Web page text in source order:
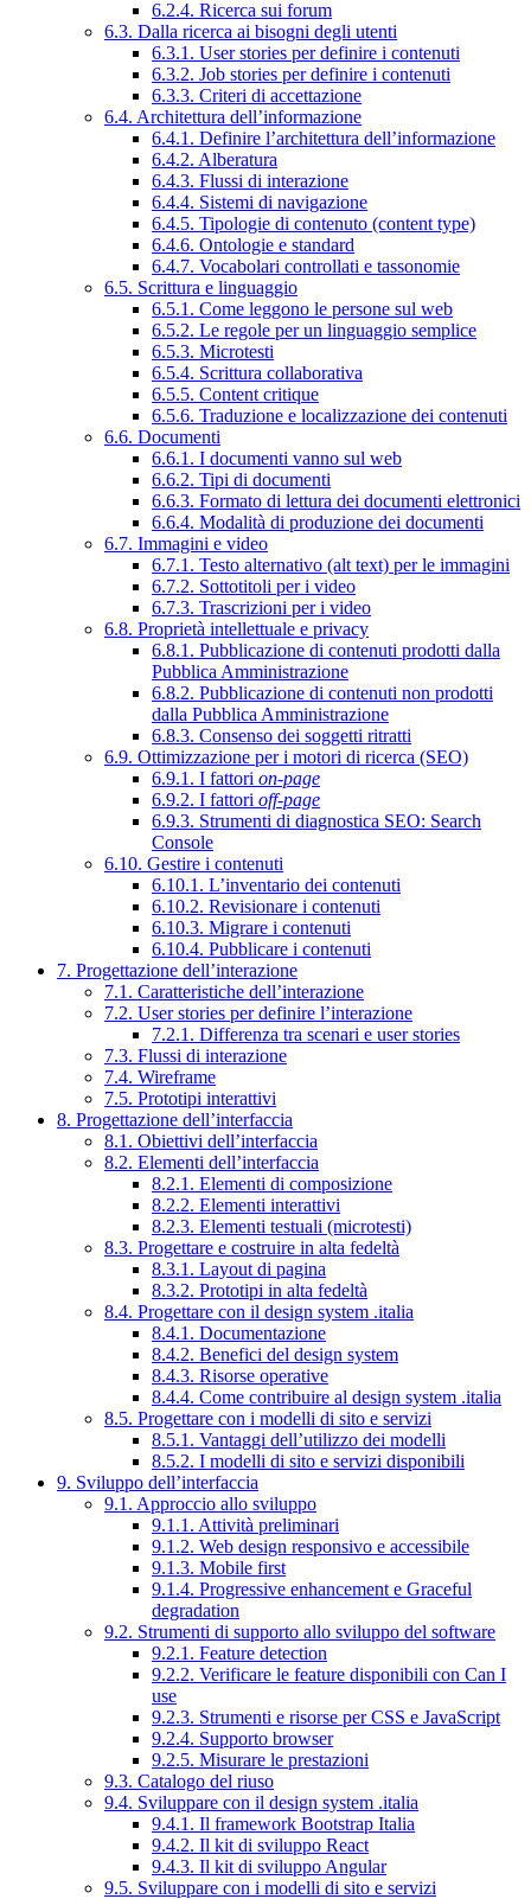
6.2.4. Ricerca sui forum
6.3. Dalla ricerca ai bisogni degli utenti
6.3.1. User stories per definire i contenuti
6.3.2. Job stories per definire i contenuti
6.3.3. Criteri di accettazione
6.4. Architettura dell’informazione
6.4.1. Definire l’architettura dell’informazione
6.4.2. Alberatura
6.4.3. Flussi di interazione
6.4.4. Sistemi di navigazione
6.4.5. Tipologie di contenuto (content type)
6.4.6. Ontologie e standard
6.4.7. Vocabolari controllati e tassonomie
6.5. Scrittura e linguaggio
6.5.1. Come leggono le persone sul web
6.5.2. Le regole per un linguaggio semplice
6.5.3. Microtesti
6.5.4. Scrittura collaborativa
6.5.5. Content critique
6.5.6. Traduzione e localizzazione dei contenuti
6.6. Documenti
6.6.1. I documenti vanno sul web
6.6.2. Tipi di documenti
6.6.3. Formato di lettura dei documenti elettronici
6.6.4. Modalità di produzione dei documenti
6.7. Immagini e video
6.7.1. Testo alternativo (alt text) per le immagini
6.7.2. Sottotitoli per i video
6.7.3. Trascrizioni per i video
6.8. Proprietà intellettuale e privacy
6.8.1. Pubblicazione di contenuti prodotti dalla
Pubblica Amministrazione
6.8.2. Pubblicazione di contenuti non prodotti
dalla Pubblica Amministrazione
6.8.3. Consenso dei soggetti ritratti
6.9. Ottimizzazione per i motori di ricerca (SEO)
6.9.1. I fattori on-page
6.9.2. I fattori off-page
6.9.3. Strumenti di diagnostica SEO: Search
Console
6.10. Gestire i contenuti
6.10.1. L’inventario dei contenuti
6.10.2. Revisionare i contenuti
6.10.3. Migrare i contenuti
6.10.4. Pubblicare i contenuti
7. Progettazione dell’interazione
7.1. Caratteristiche dell’interazione
7.2. User stories per definire l’interazione
7.2.1. Differenza tra scenari e user stories
7.3. Flussi di interazione
7.4. Wireframe
7.5. Prototipi interattivi
8. Progettazione dell’interfaccia
8.1. Obiettivi dell’interfaccia
8.2. Elementi dell’interfaccia
8.2.1. Elementi di composizione
8.2.2. Elementi interattivi
8.2.3. Elementi testuali (microtesti)
8.3. Progettare e costruire in alta fedeltà
8.3.1. Layout di pagina
8.3.2. Prototipi in alta fedeltà
8.4. Progettare con il design system .italia
8.4.1. Documentazione
8.4.2. Benefici del design system
8.4.3. Risorse operative
8.4.4. Come contribuire al design system .italia
8.5. Progettare con i modelli di sito e servizi
8.5.1. Vantaggi dell’utilizzo dei modelli
8.5.2. I modelli di sito e servizi disponibili
9. Sviluppo dell’interfaccia
9.1. Approccio allo sviluppo
9.1.1. Attività preliminari
9.1.2. Web design responsivo e accessibile
9.1.3. Mobile first
9.1.4. Progressive enhancement e Graceful
degradation
9.2. Strumenti di supporto allo sviluppo del software
9.2.1. Feature detection
9.2.2. Verificare le feature disponibili con Can I
use
9.2.3. Strumenti e risorse per CSS e JavaScript
9.2.4. Supporto browser
9.2.5. Misurare le prestazioni
9.3. Catalogo del riuso
9.4. Sviluppare con il design system .italia
9.4.1. Il framework Bootstrap Italia
9.4.2. Il kit di sviluppo React
9.4.3. Il kit di sviluppo Angular
9.5. Sviluppare con i modelli di sito e servizi